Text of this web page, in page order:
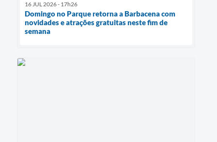
16 JUL 2026 - 17h26
Domingo no Parque retorna a Barbacena com
novidades e atrações gratuitas neste fim de
semana